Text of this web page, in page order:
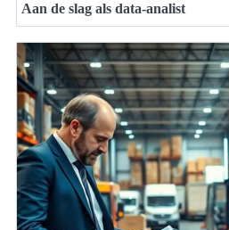
Aan de slag als data-analist